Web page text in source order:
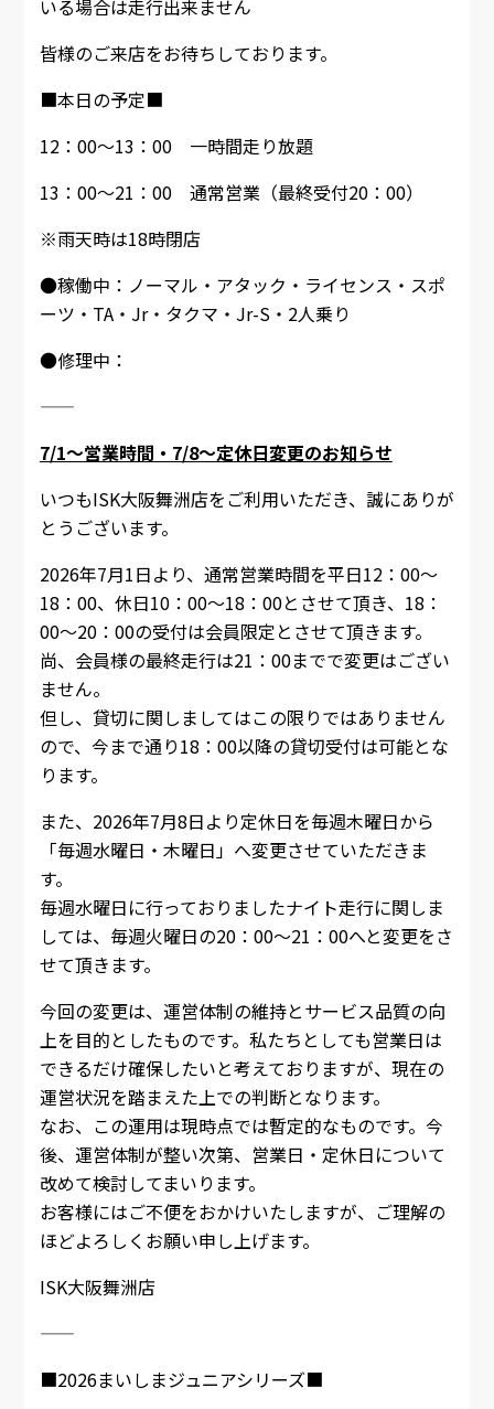
いる場合は走行出来ません
皆様のご来店をお待ちしております。
■本日の予定■
12：00～13：00 一時間走り放題
13：00～21：00 通常営業（最終受付20：00）
※雨天時は18時閉店
●稼働中：ノーマル・アタック・ライセンス・スポ
ーツ・TA・Jr・タクマ・Jr-S・2人乗り
●修理中：
――――――――――――――――――――
7/1～営業時間・7/8～定休日変更のお知らせ
いつもISK大阪舞洲店をご利用いただき、誠にありが
とうございます。
2026年7月1日より、通常営業時間を平日12：00～
18：00、休日10：00～18：00とさせて頂き、18：
00～20：00の受付は会員限定とさせて頂きます。
尚、会員様の最終走行は21：00までで変更はござい
ません。
但し、貸切に関しましてはこの限りではありません
ので、今まで通り18：00以降の貸切受付は可能とな
ります。
また、2026年7月8日より定休日を毎週木曜日から
「毎週水曜日・木曜日」へ変更させていただきま
す。
毎週水曜日に行っておりましたナイト走行に関しま
しては、毎週火曜日の20：00～21：00へと変更をさ
せて頂きます。
今回の変更は、運営体制の維持とサービス品質の向
上を目的としたものです。私たちとしても営業日は
できるだけ確保したいと考えておりますが、現在の
運営状況を踏まえた上での判断となります。
なお、この運用は現時点では暫定的なものです。今
後、運営体制が整い次第、営業日・定休日について
改めて検討してまいります。
お客様にはご不便をおかけいたしますが、ご理解の
ほどよろしくお願い申し上げます。
ISK大阪舞洲店
――――――――――――――――――――
■2026まいしまジュニアシリーズ■